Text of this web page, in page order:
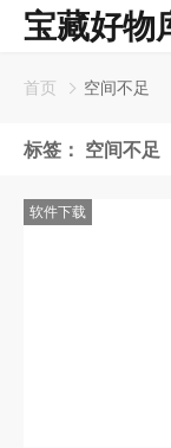
宝藏好物
首页 空间不足
标签： 空间不足
软件下载